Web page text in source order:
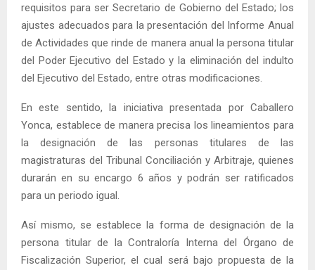
requisitos para ser Secretario de Gobierno del Estado; los
ajustes adecuados para la presentación del Informe Anual
de Actividades que rinde de manera anual la persona titular
del Poder Ejecutivo del Estado y la eliminación del indulto
del Ejecutivo del Estado, entre otras modificaciones.
En este sentido, la iniciativa presentada por Caballero
Yonca, establece de manera precisa los lineamientos para
la designación de las personas titulares de las
magistraturas del Tribunal Conciliación y Arbitraje, quienes
durarán en su encargo 6 años y podrán ser ratificados
para un periodo igual.
Así mismo, se establece la forma de designación de la
persona titular de la Contraloría Interna del Órgano de
Fiscalización Superior, el cual será bajo propuesta de la